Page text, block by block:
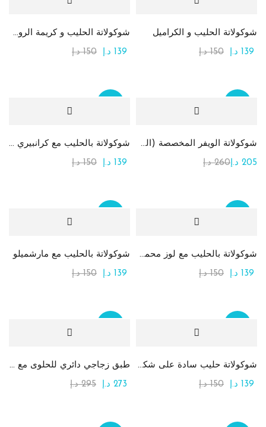
شوكولاتة الحليب و الكراميل
150 د.إ 139 د.إ
شوكولاتة الحليب و كريمة الروشيه
150 د.إ 139 د.إ
شوكولاتة الويفر المخصصة (الطباعة على الشوكولاتة)
260 د.إ 205 د.إ
شوكولاتة بالحليب مع كرانبيري (توت بري)
150 د.إ 139 د.إ
شوكولاتة بالحليب مع لوز محمص كامل
150 د.إ 139 د.إ
شوكولاتة بالحليب مع مارشميلو
150 د.إ 139 د.إ
شوكولاتة حليب سادة على شكل زهرة
150 د.إ 139 د.إ
طبق زجاجي دائري للحلوى مع الشوكولاتة
295 د.إ 273 د.إ